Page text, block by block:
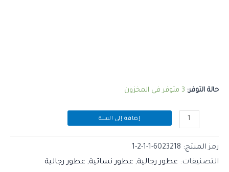
حالة التوفر: 3 متوفر في المخزون
إضافة إلى السلة
رمز المنتج: 6023218-1-1-2-1
التصنيفات: عطور رجالية, عطور نسائية, عطور رجالية